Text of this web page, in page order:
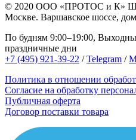
© 2020 ООО «ПРОТОС и К»
Москве. Варшавское шоссе,
По будням 9:00–19:00,
праздничные дни
+7 (495) 921-39-22 /Telegram /
Политика в отношении
Согласие на обработку
Публичная оферта
Договор поставки товара